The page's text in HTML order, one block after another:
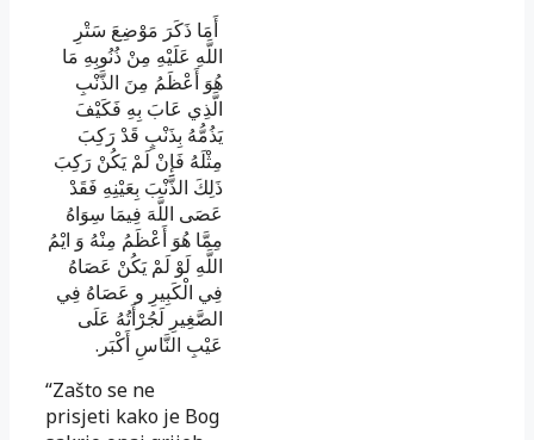
أَمَا ذَكَرَ مَوْضِعَ سَتْرِ
اللَّهِ عَلَيْهِ مِنْ ذُنُوبِهِ مَا
هُوَ أَعْظَمُ مِنَ الذَّنْبِ
الَّذِي عَابَ بِهِ فَكَيْفَ
يَذُمُّهُ بِذَنْبٍ قَدْ رَكِبَ
مِثْلَهُ فَإِنْ لَمْ يَكُنْ رَكِبَ
ذَلِكَ الذَّنْبَ بِعَيْنِهِ فَقَدْ
عَصَى اللَّهَ فِيمَا سِوَاهُ
مِمَّا هُوَ أَعْظَمُ مِنْهُ وَ ايْمُ
اللَّهِ لَوْ لَمْ يَكُنْ عَصَاهُ
فِي الْكَبِيرِ و عَصَاهُ فِي
الصَّغِيرِ لَجُرْأَتُهُ عَلَى
عَيْبِ النَّاسِ أَكْبَر .
“Zašto se ne
prisjeti kako je Bog